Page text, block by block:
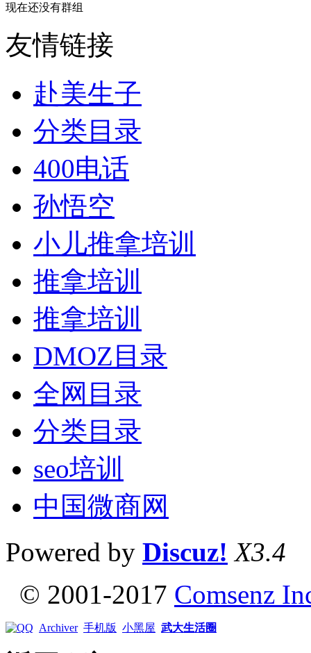
现在还没有群组
友情链接
赴美生子
分类目录
400电话
孙悟空
小儿推拿培训
推拿培训
推拿培训
DMOZ目录
全网目录
分类目录
seo培训
中国微商网
Powered by Discuz! X3.4
© 2001-2017 Comsenz
Archiver 手机版 小黑屋 武大生活圈